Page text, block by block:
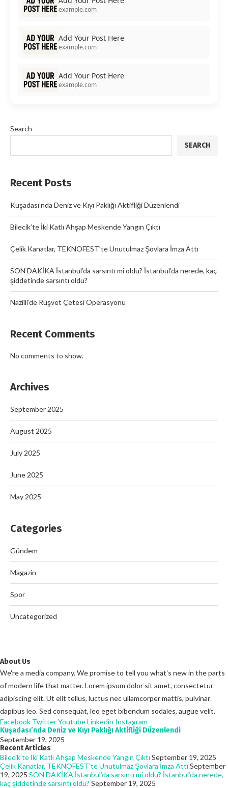
example.com
Add Your Post Here
example.com
Add Your Post Here
example.com
Search
SEARCH
Recent Posts
Kuşadası’nda Deniz ve Kıyı Paklığı Aktifliği Düzenlendi
Bilecik’te İki Katlı Ahşap Meskende Yangın Çıktı
Çelik Kanatlar, TEKNOFEST’te Unutulmaz Şovlara İmza Attı
SON DAKİKA İstanbul’da sarsıntı mi oldu? İstanbul’da nerede, kaç
şiddetinde sarsıntı oldu?
Nazilli’de Rüşvet Çetesi Operasyonu
Recent Comments
No comments to show.
Archives
September 2025
August 2025
July 2025
June 2025
May 2025
Categories
Gündem
Magazin
Spor
Uncategorized
About Us
We're a media company. We promise to tell you what's new in the parts
of modern life that matter. Lorem ipsum dolor sit amet, consectetur
adipiscing elit. Ut elit tellus, luctus nec ullamcorper mattis, pulvinar
dapibus leo. Sed consequat, leo eget bibendum sodales, augue velit.
Facebook TwitterYoutubeLinkedin Instagram
Kuşadası’nda Deniz ve Kıyı Paklığı Aktifliği Düzenlendi
September 19, 2025
Recent Articles
Bilecik’te İki Katlı Ahşap Meskende Yangın Çıktı September 19, 2025
Çelik Kanatlar, TEKNOFEST’te Unutulmaz Şovlara İmza Attı September
19, 2025 SON DAKİKA İstanbul’da sarsıntı mi oldu? İstanbul’da nerede,
kaç şiddetinde sarsıntı oldu? September 19, 2025